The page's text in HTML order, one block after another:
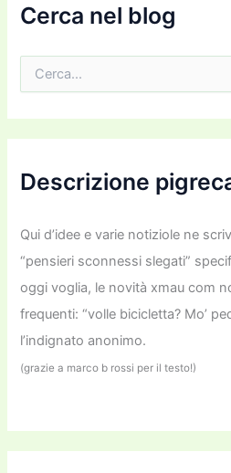
iCerca nel blog
c
a
Descrizione
Qui d’idee e varie notiziole ne
“pensieri sconnessi slegati”
oggi voglia, le novità xmau com
frequenti: “volle bicicletta? Mo’
l’indignato anonimo.
(grazie a marco b rossi per il testo!)